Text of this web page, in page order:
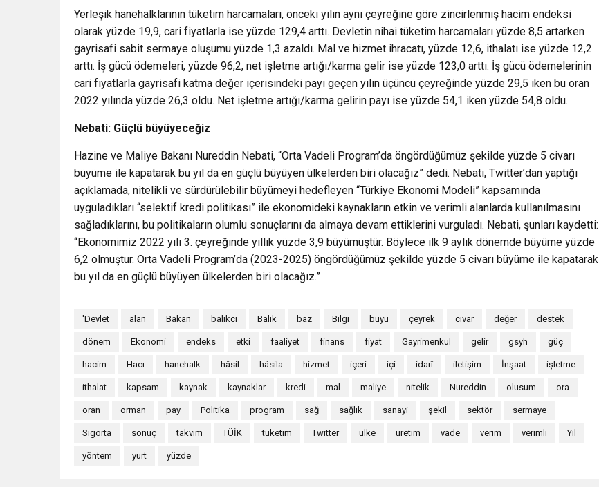
Yerleşik hanehalklarının tüketim harcamaları, önceki yılın aynı çeyreğine göre zincirlenmiş hacim endeksi
olarak yüzde 19,9, cari fiyatlarla ise yüzde 129,4 arttı. Devletin nihai tüketim harcamaları yüzde 8,5 artarken
gayrisafi sabit sermaye oluşumu yüzde 1,3 azaldı. Mal ve hizmet ihracatı, yüzde 12,6, ithalatı ise yüzde 12,2
arttı. İş gücü ödemeleri, yüzde 96,2, net işletme artığı/karma gelir ise yüzde 123,0 arttı. İş gücü ödemelerinin
cari fiyatlarla gayrisafi katma değer içerisindeki payı geçen yılın üçüncü çeyreğinde yüzde 29,5 iken bu oran
2022 yılında yüzde 26,3 oldu. Net işletme artığı/karma gelirin payı ise yüzde 54,1 iken yüzde 54,8 oldu.
Nebati: Güçlü büyüyeceğiz
Hazine ve Maliye Bakanı Nureddin Nebati, “Orta Vadeli Program’da öngördüğümüz şekilde yüzde 5 civarı
büyüme ile kapatarak bu yıl da en güçlü büyüyen ülkelerden biri olacağız” dedi. Nebati, Twitter’dan yaptığı
açıklamada, nitelikli ve sürdürülebilir büyümeyi hedefleyen “Türkiye Ekonomi Modeli” kapsamında
uyguladıkları “selektif kredi politikası” ile ekonomideki kaynakların etkin ve verimli alanlarda kullanılmasını
sağladıklarını, bu politikaların olumlu sonuçlarını da almaya devam ettiklerini vurguladı. Nebati, şunları kaydetti:
“Ekonomimiz 2022 yılı 3. çeyreğinde yıllık yüzde 3,9 büyümüştür. Böylece ilk 9 aylık dönemde büyüme yüzde
6,2 olmuştur. Orta Vadeli Program’da (2023-2025) öngördüğümüz şekilde yüzde 5 civarı büyüme ile kapatarak
bu yıl da en güçlü büyüyen ülkelerden biri olacağız.”
'Devlet alan Bakan balikci Balık baz Bilgi buyu çeyrek civar değer destek
dönem Ekonomi endeks etki faaliyet finans fiyat Gayrimenkul gelir gsyh güç
hacim Hacı hanehalk hâsil hâsila hizmet içeri içi idarî iletişim İnşaat işletme
ithalat kapsam kaynak kaynaklar kredi mal maliye nitelik Nureddin olusum ora
oran orman pay Politika program sağ sağlık sanayi şekil sektör sermaye
Sigorta sonuç takvim TÜİK tüketim Twitter ülke üretim vade verim verimli Yıl
yöntem yurt yüzde